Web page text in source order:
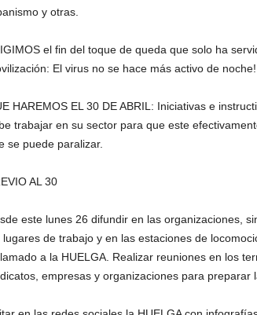
y otras.
el fin del toque de queda que solo ha
El virus no se hace más activo de noche!
HAREMOS EL 30 DE ABRIL: Iniciativas e
trabajar en su sector para que este
se puede paralizar.
AL 30
este lunes 26 difundir en las organizaciones,
lugares de trabajo y en las estaciones de
a la HUELGA. Realizar reuniones en los
empresas y organizaciones para preparar